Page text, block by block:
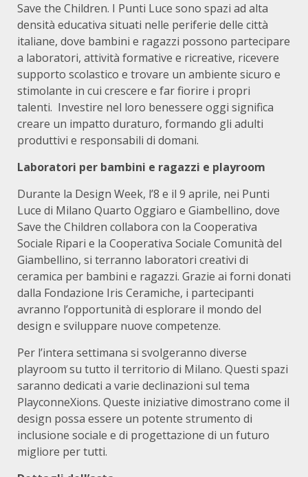
Save the Children. I Punti Luce sono spazi ad alta
densità educativa situati nelle periferie delle città
italiane, dove bambini e ragazzi possono partecipare
a laboratori, attività formative e ricreative, ricevere
supporto scolastico e trovare un ambiente sicuro e
stimolante in cui crescere e far fiorire i propri
talenti. Investire nel loro benessere oggi significa
creare un impatto duraturo, formando gli adulti
produttivi e responsabili di domani.
Laboratori per bambini e ragazzi e playroom
Durante la Design Week, l’8 e il 9 aprile, nei Punti
Luce di Milano Quarto Oggiaro e Giambellino, dove
Save the Children collabora con la Cooperativa
Sociale Ripari e la Cooperativa Sociale Comunità del
Giambellino, si terranno laboratori creativi di
ceramica per bambini e ragazzi. Grazie ai forni donati
dalla Fondazione Iris Ceramiche, i partecipanti
avranno l’opportunità di esplorare il mondo del
design e sviluppare nuove competenze.
Per l’intera settimana si svolgeranno diverse
playroom su tutto il territorio di Milano. Questi spazi
saranno dedicati a varie declinazioni sul tema
PlayconneXions. Queste iniziative dimostrano come il
design possa essere un potente strumento di
inclusione sociale e di progettazione di un futuro
migliore per tutti.